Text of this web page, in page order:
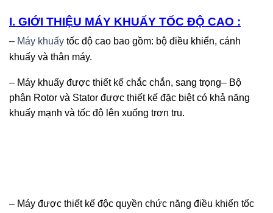
I. GIỚI THIỆU MÁY KHUẤY TỐC ĐỘ CAO :
– Máy khuấy tốc độ cao bao gồm: bộ điều khiển, cánh
khuấy và thân máy.
– Máy khuấy được thiết kế chắc chắn, sang trọng– Bộ
phận Rotor và Stator được thiết kế đặc biệt có khả năng
khuấy mạnh và tốc độ lên xuống trơn tru.
– Máy được thiết kế độc quyền chức năng điều khiển tốc